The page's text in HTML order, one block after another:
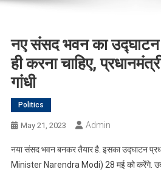
नए संसद भवन का उद्घाटन
ही करना चाहिए,
गांधी
Politics
May 21, 2023 Admin
नया संसद भवन बनकर तैयार है. इसका उद्घाटन
Minister Narendra Modi) 28 मई को करेंगे.